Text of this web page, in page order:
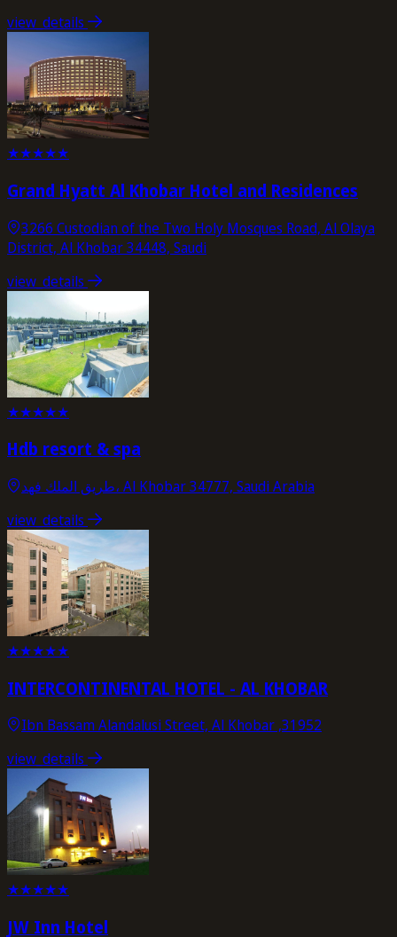
view_details
★★★★★
Grand Hyatt Al Khobar Hotel and Residences
3266 Custodian of the Two Holy Mosques Road, Al Olaya
District, Al Khobar 34448, Saudi
view_details
★★★★★
Hdb resort & spa
طريق الملك فهد، Al Khobar 34777, Saudi Arabia
view_details
★★★★★
INTERCONTINENTAL HOTEL - AL KHOBAR
Ibn Bassam Alandalusi Street, Al Khobar ,31952
view_details
★★★★★
JW Inn Hotel